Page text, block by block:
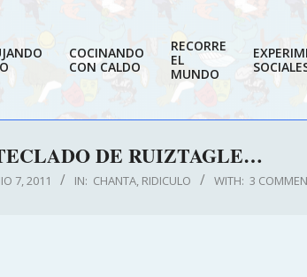
COCINANDO
CON CALDO
RECORRE
EL
MUNDO
DE RUIZTAGLE…
7, 2011 IN: CHANTA, RIDICULO WITH: 3